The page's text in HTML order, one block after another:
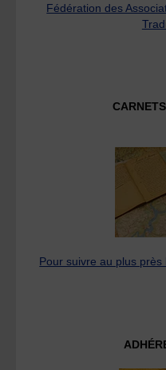
Fédération des
Pour suivre au plus près